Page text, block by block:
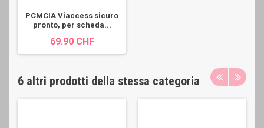
PCMCIA Viaccess sicuro
pronto, per scheda...
69.90 CHF
6 altri prodotti della stessa categoria